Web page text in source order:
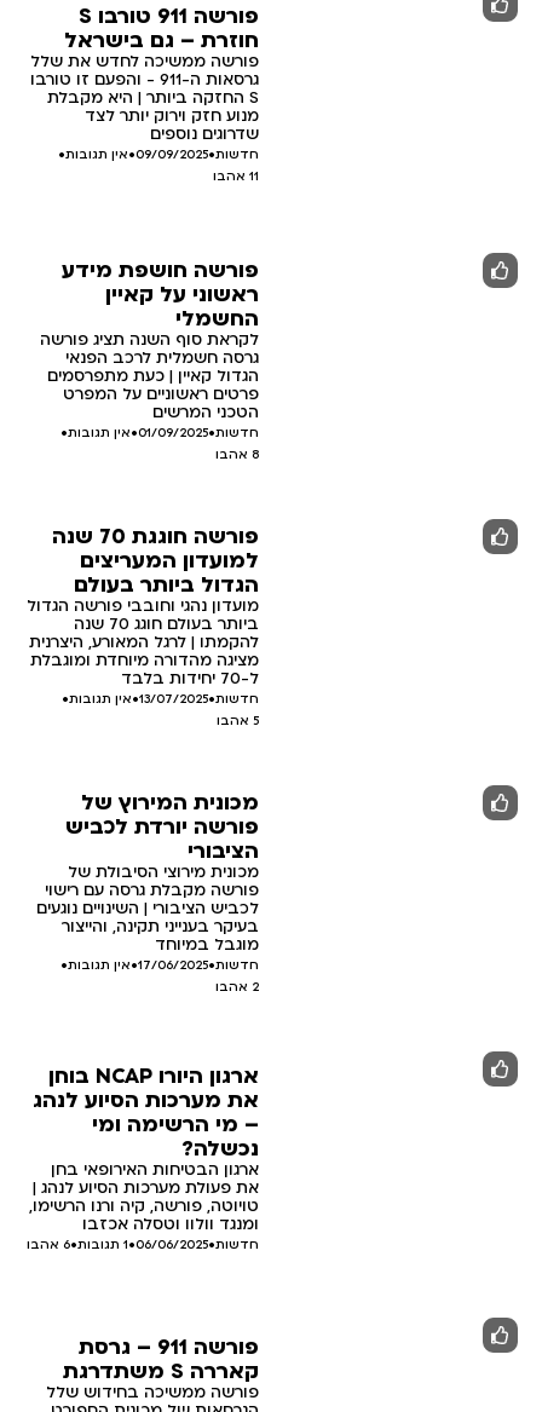
פורשה 911 טורבו S
חוזרת – גם בישראל
פורשה ממשיכה לחדש את שלל
גרסאות ה-911 - והפעם זו טורבו
S החזקה ביותר | היא מקבלת
מנוע חזק וירוק יותר לצד
שדרוגים נוספים
חדשות•
09/09/2025
•אין תגובות•
11 אהבו
פורשה חושפת מידע
ראשוני על קאיין
החשמלי
לקראת סוף השנה תציג פורשה
גרסה חשמלית לרכב הפנאי
הגדול קאיין | כעת מתפרסמים
פרטים ראשוניים על המפרט
הטכני המרשים
חדשות•
01/09/2025
•אין תגובות•
8 אהבו
פורשה חוגגת 70 שנה
למועדון המעריצים
הגדול ביותר בעולם
מועדון נהגי וחובבי פורשה הגדול
ביותר בעולם חוגג 70 שנה
להקמתו | לרגל המאורע, היצרנית
מציגה מהדורה מיוחדת ומוגבלת
ל-70 יחידות בלבד
חדשות•
13/07/2025
•אין תגובות•
5 אהבו
מכונית המירוץ של
פורשה יורדת לכביש
הציבורי
מכונית מירוצי הסיבולת של
פורשה מקבלת גרסה עם רישוי
לכביש הציבורי | השינויים נוגעים
בעיקר בענייני תקינה, והייצור
מוגבל במיוחד
חדשות•
17/06/2025
•אין תגובות•
2 אהבו
ארגון היורו NCAP בוחן
את מערכות הסיוע לנהג
– מי הרשימה ומי
נכשלה?
ארגון הבטיחות האירופאי בחן
את פעולת מערכות הסיוע לנהג |
טויוטה, פורשה, קיה ורנו הרשימו,
ומנגד וולוו וטסלה אכזבו
חדשות•
06/06/2025
•1 תגובות •
6 אהבו
פורשה 911 – גרסת
קאררה S משתדרגת
פורשה ממשיכה בחידוש שלל